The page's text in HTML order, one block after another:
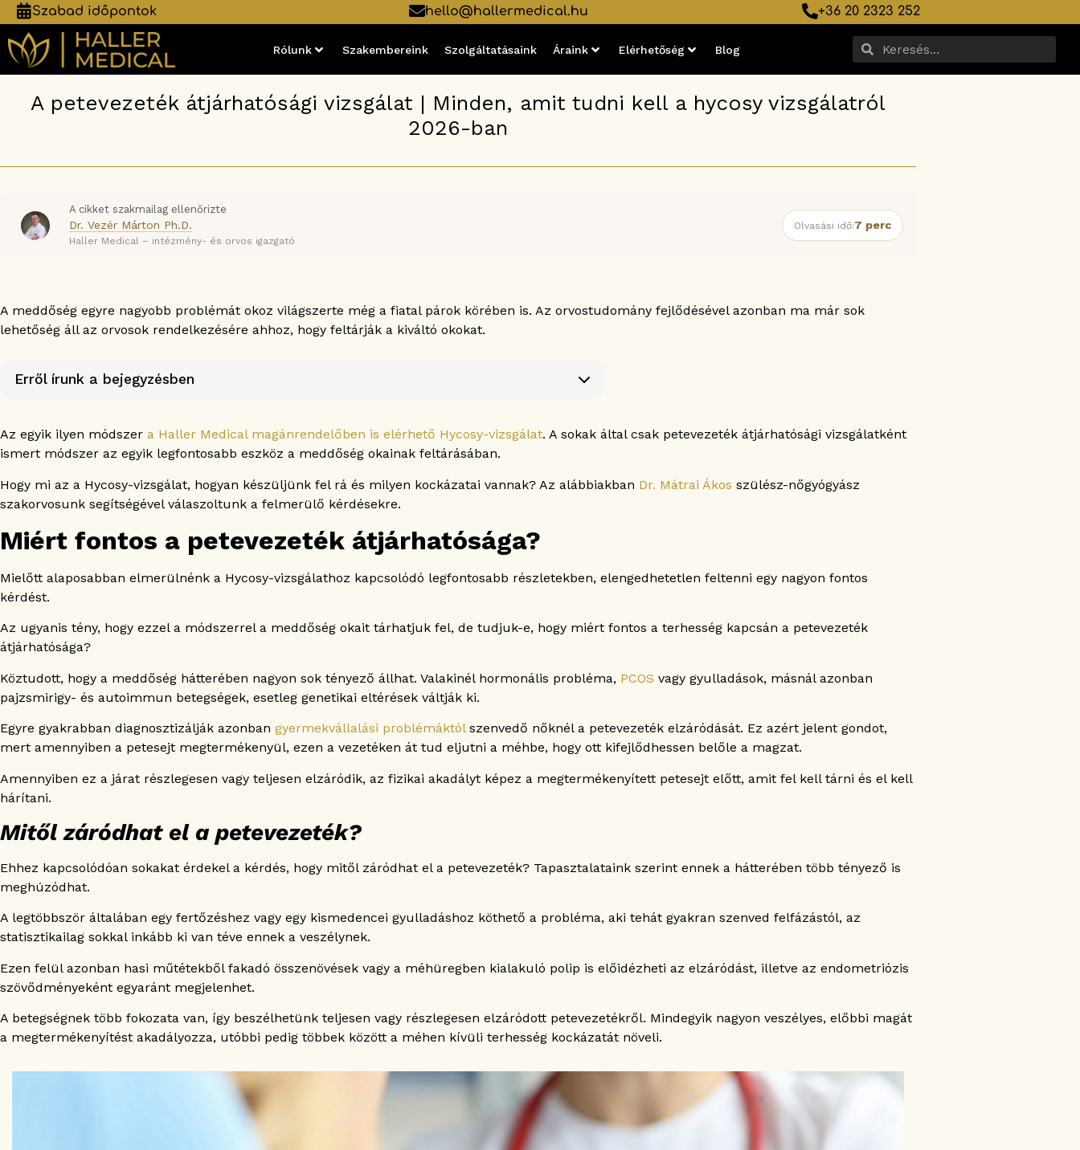
Szabad időpontok hello@hallermedical.hu +36 20 2323 252
Rólunk Szakembereink Szolgáltatásaink Áraink Elérhetőség Blog
A petevezeték átjárhatósági vizsgálat | Minden, amit tudni kell a hycosy vizsgálatról
2026-ban
A cikket szakmailag ellenőrizte
Dr. Vezér Márton Ph.D.
Haller Medical – intézmény- és orvos igazgató
Olvasási idő:7 perc
A meddőség egyre nagyobb problémát okoz világszerte még a fiatal párok körében is. Az orvostudomány fejlődésével azonban ma már sok
lehetőség áll az orvosok rendelkezésére ahhoz, hogy feltárják a kiváltó okokat.
Erről írunk a bejegyzésben
Mitől záródhat el a petevezeték?
Mi az a petevezeték átjárhatósági vizsgálat?
A petevezeték átjárhatósági vizsgálat előkészületei
Mikor nem javasolt a petevezeték átjárhatósági vizsgálat?
A petevezeték átjárhatósági vizsgálat után
A petevezeték átjárhatósági vizsgálat menete
A petevezeték átjárhatósági vizsgálat eredményei
A petevezeték átjárhatósági vizsgálat hatékonysága – Európai kutatási eredmények
Gyakran Ismételt Kérdések a Hycosy-val kapcsolatban
1. Milyen előkészületekre van szükség a hycosy vizsgálat előtt?
2. Mennyi ideig tart a hycosy vizsgálat?
4. Milyen kockázatokkal jár a hycosy vizsgálat?
5. Mennyibe kerül a hycosy vizsgálat?
6. Milyen gyakran ajánlott elvégezni a hycosy vizsgálatot?
Az egyik ilyen módszer a Haller Medical magánrendelőben is elérhető Hycosy-vizsgálat. A sokak által csak petevezeték átjárhatósági vizsgálatként
ismert módszer az egyik legfontosabb eszköz a meddőség okainak feltárásában.
Hogy mi az a Hycosy-vizsgálat, hogyan készüljünk fel rá és milyen kockázatai vannak? Az alábbiakban Dr. Mátrai Ákos szülész-nőgyógyász
szakorvosunk segítségével válaszoltunk a felmerülő kérdésekre.
Miért fontos a petevezeték átjárhatósága?
Mielőtt alaposabban elmerülnénk a Hycosy-vizsgálathoz kapcsolódó legfontosabb részletekben, elengedhetetlen feltenni egy nagyon fontos
kérdést.
Az ugyanis tény, hogy ezzel a módszerrel a meddőség okait tárhatjuk fel, de tudjuk-e, hogy miért fontos a terhesség kapcsán a petevezeték
átjárhatósága?
Köztudott, hogy a meddőség hátterében nagyon sok tényező állhat. Valakinél hormonális probléma, PCOS vagy gyulladások, másnál azonban
pajzsmirigy- és autoimmun betegségek, esetleg genetikai eltérések váltják ki.
Egyre gyakrabban diagnosztizálják azonban gyermekvállalási problémáktólszenvedő nőknél a petevezeték elzáródását. Ez azért jelent gondot,
mert amennyiben a petesejt megtermékenyül, ezen a vezetéken át tud eljutni a méhbe, hogy ott kifejlődhessen belőle a magzat.
Amennyiben ez a járat részlegesen vagy teljesen elzáródik, az fizikai akadályt képez a megtermékenyített petesejt előtt, amit fel kell tárni és el kell
hárítani.
Mitől záródhat el a petevezeték?
Ehhez kapcsolódóan sokakat érdekel a kérdés, hogy mitől záródhat el a petevezeték? Tapasztalataink szerint ennek a hátterében több tényező is
meghúzódhat.
A legtöbbször általában egy fertőzéshez vagy egy kismedencei gyulladáshoz köthető a probléma, aki tehát gyakran szenved felfázástól, az
statisztikailag sokkal inkább ki van téve ennek a veszélynek.
Ezen felül azonban hasi műtétekből fakadó összenövések vagy a méhüregben kialakuló polip is előidézheti az elzáródást, illetve az endometriózis
szövődményeként egyaránt megjelenhet.
A betegségnek több fokozata van, így beszélhetünk teljesen vagy részlegesen elzáródott petevezetékről. Mindegyik nagyon veszélyes, előbbi magát
a megtermékenyítést akadályozza, utóbbi pedig többek között a méhen kívüli terhesség kockázatát növeli.